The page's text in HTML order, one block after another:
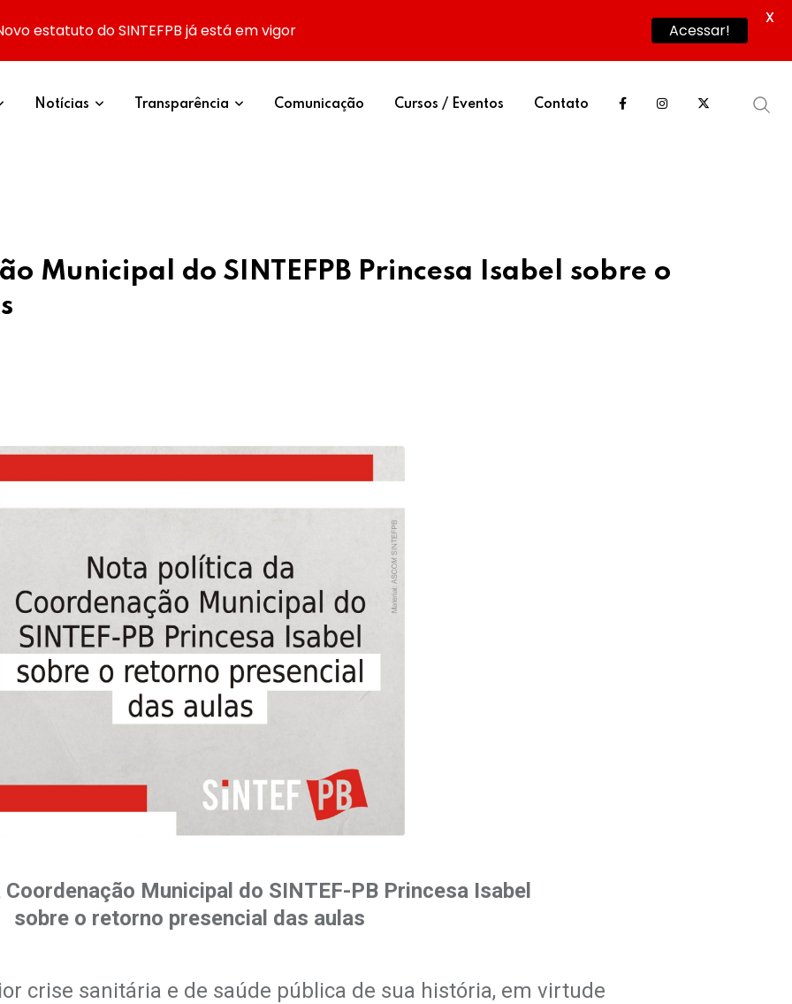
Notícias Transparência Comunicação Cursos / Eventos Contato
Municipal do SINTEFPB Princesa Isabel sobre o
Municipal do SINTEF-PB Princesa Isabel
sobre o retorno presencial das aulas
crise sanitária e de saúde pública de sua história, em virtude
estatuto do SINTEFPB já está em vigor Acessar!
X